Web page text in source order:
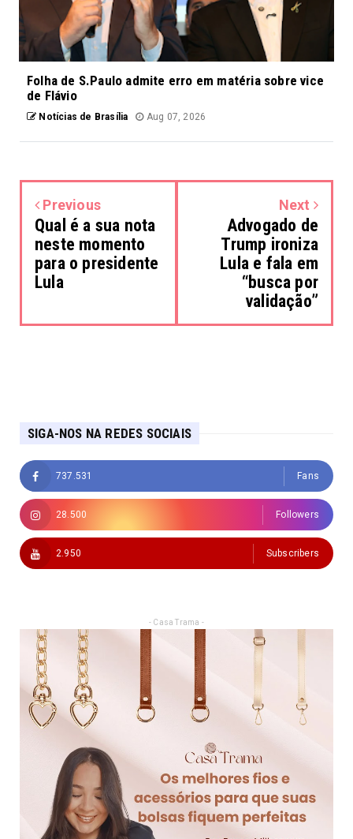
Folha de S.Paulo admite erro em matéria sobre vice
de Flávio
Notícias de Brasília Aug 07, 2026
Previous
Qual é a sua nota
neste momento
para o presidente
Lula
Next
Advogado de
Trump ironiza
Lula e fala em
“busca por
validação”
SIGA-NOS NA REDES SOCIAIS
737.531 Fans
28.500 Followers
2.950 Subscribers
- Casa Trama -